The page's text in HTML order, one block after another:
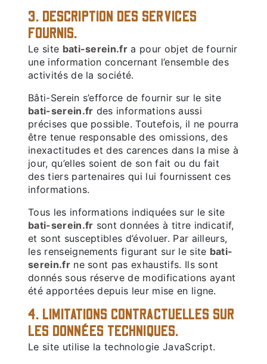
3. DESCRIPTION DES SERVICES
FOURNIS.
Le site bati-serein.fr a pour objet de fournir
une information concernant l’ensemble des
activités de la société.
Bâti-Serein s’efforce de fournir sur le site
bati-serein.fr des informations aussi
précises que possible. Toutefois, il ne pourra
être tenue responsable des omissions, des
inexactitudes et des carences dans la mise à
jour, qu’elles soient de son fait ou du fait
des tiers partenaires qui lui fournissent ces
informations.
Tous les informations indiquées sur le site
bati-serein.fr sont données à titre indicatif,
et sont susceptibles d’évoluer. Par ailleurs,
les renseignements figurant sur le site bati-
serein.frne sont pas exhaustifs. Ils sont
donnés sous réserve de modifications ayant
été apportées depuis leur mise en ligne.
4. LIMITATIONS CONTRACTUELLES SUR
LES DONNÉES TECHNIQUES.
Le site utilise la technologie JavaScript.